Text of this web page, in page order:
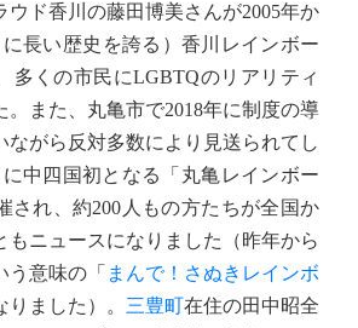
ド香川の藤田博美さんが2005年か
長い歴史を誇る）香川レインボー
多くの市民にLGBTQのリアリティ
。また、丸亀市で2018年に制度の導
ながら反対多数により見送られてし
に中四国初となる「丸亀レインボー
され、約200人もの方たちが全国か
もニュースになりました（昨年から
う意味の「 まんで！さぬきレインボ
りました）。 三豊町在住の田中昭全